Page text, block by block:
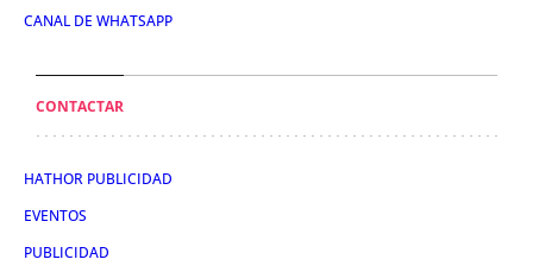
CANAL DE WHATSAPP
CONTACTAR
HATHOR PUBLICIDAD
EVENTOS
PUBLICIDAD